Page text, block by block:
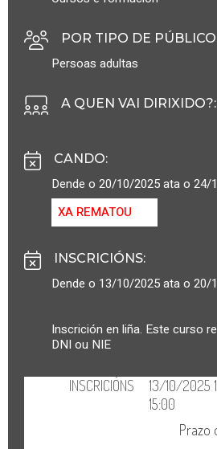
POR TIPO DE PÚBLICO
Persoas adultas
A QUEN VAI DIRIXIDO?:
CANDO:
Dende o 20/10/2025 ata o 24/
XA REMATOU
INSCRICIÓNS:
Dende o 13/10/2025 ata o 20/
Inscrición en liña. Este curso
DNI ou NIE